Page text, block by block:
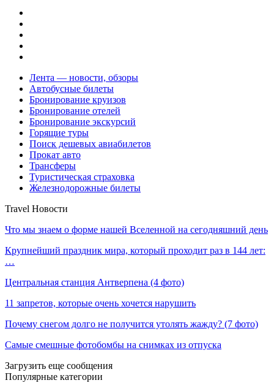
Лента — новости, обзоры
Автобусные билеты
Бронирование круизов
Бронирование отелей
Бронирование экскурсий
Горящие туры
Поиск дешевых авиабилетов
Прокат авто
Трансферы
Туристическая страховка
Железнодорожные билеты
Travel Новости
Что мы знаем о форме нашей Вселенной на сегодняшний день
Крупнейший праздник мира, который проходит раз в 144 лет:
…
Центральная станция Антверпена (4 фото)
11 запретов, которые очень хочется нарушить
Почему снегом долго не получится утолять жажду? (7 фото)
Самые смешные фотобомбы на снимках из отпуска
Загрузить еще сообщения
Популярные категории